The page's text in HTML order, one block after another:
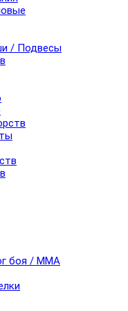
/ Подвесы
боя / ММА